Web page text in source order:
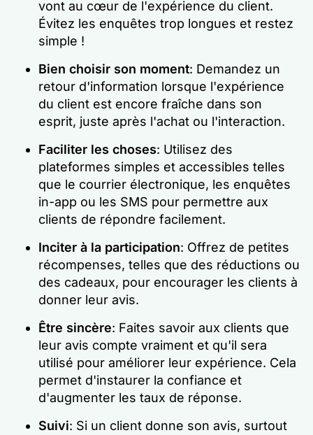
vont au cœur de l'expérience du client.
Évitez les enquêtes trop longues et restez
simple !
Bien choisir son moment: Demandez un
retour d'information lorsque l'expérience
du client est encore fraîche dans son
esprit, juste après l'achat ou l'interaction.
Faciliter les choses: Utilisez des
plateformes simples et accessibles telles
que le courrier électronique, les enquêtes
in-app ou les SMS pour permettre aux
clients de répondre facilement.
Inciter à la participation: Offrez de petites
récompenses, telles que des réductions ou
des cadeaux, pour encourager les clients à
donner leur avis.
Être sincère: Faites savoir aux clients que
leur avis compte vraiment et qu'il sera
utilisé pour améliorer leur expérience. Cela
permet d'instaurer la confiance et
d'augmenter les taux de réponse.
Suivi: Si un client donne son avis, surtout